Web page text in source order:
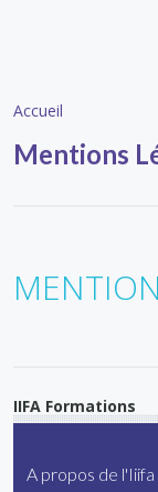
Accueil
Mentions
IIFA Formations
Code APE 8559 A
A propos de l'Iiifa